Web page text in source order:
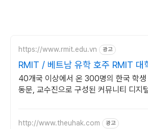
https://www.rmit.edu.vn 광고
RMIT / 베트남 유학 호주 RMIT 대
졸업장
40개국 이상에서 온 300명의 한국 학생
동문, 교수진으로 구성된 커뮤니티 디지
http://www.theuhak.com 광고